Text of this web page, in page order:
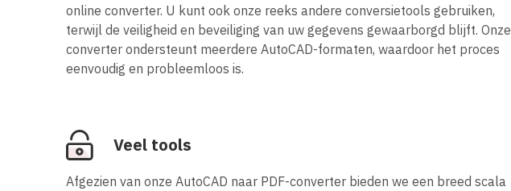
online converter. U kunt ook onze reeks andere conversietools gebruiken,
terwijl de veiligheid en beveiliging van uw gegevens gewaarborgd blijft. Onze
converter ondersteunt meerdere AutoCAD-formaten, waardoor het proces
eenvoudig en probleemloos is.
Veel tools
Afgezien van onze AutoCAD naar PDF-converter bieden we een breed scala